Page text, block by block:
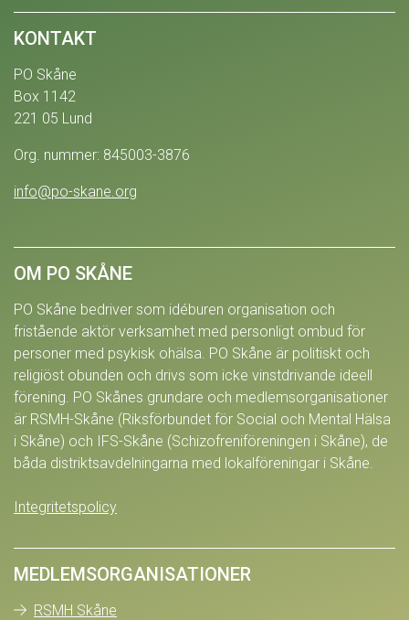
KONTAKT
PO Skåne
Box 1142
221 05 Lund
Org. nummer: 845003-3876
info@po-skane.org
OM PO SKÅNE
PO Skåne bedriver som idéburen organisation och
fristående aktör verksamhet med personligt ombud för
personer med psykisk ohälsa. PO Skåne är politiskt och
religiöst obunden och drivs som icke vinstdrivande ideell
förening. PO Skånes grundare och medlemsorganisationer
är RSMH-Skåne (Riksförbundet för Social och Mental Hälsa
i Skåne) och IFS-Skåne (Schizofreniföreningen i Skåne), de
båda distriktsavdelningarna med lokalföreningar i Skåne.
Integritetspolicy
MEDLEMSORGANISATIONER
RSMH Skåne